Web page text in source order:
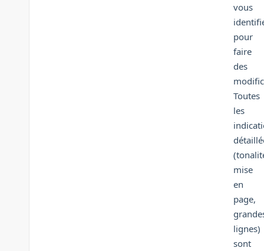
vous
pour
faire
des
Toutes
les
mise
en
page,
lignes)
sont